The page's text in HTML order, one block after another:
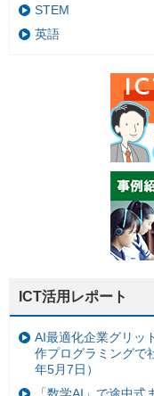
STEM
英語
ICT活用レポート
AI最適化企業グリッ
作プログラミングで
年5月7日）
「数学AI」で途中